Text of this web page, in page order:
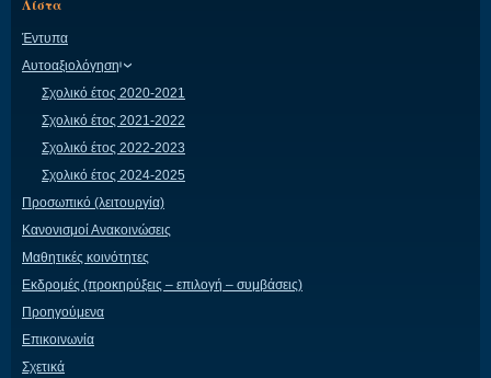
Λίστα
Έντυπα
Αυτοαξιολόγηση
Σχολικό έτος 2020-2021
Σχολικό έτος 2021-2022
Σχολικό έτος 2022-2023
Σχολικό έτος 2024-2025
Προσωπικό (λειτουργία)
Κανονισμοί Ανακοινώσεις
Μαθητικές κοινότητες
Εκδρομές (προκηρύξεις – επιλογή – συμβάσεις)
Προηγούμενα
Επικοινωνία
Σχετικά